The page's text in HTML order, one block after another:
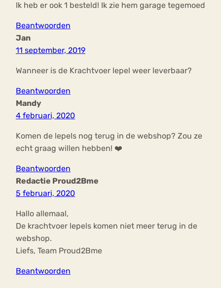
Ik heb er ook 1 besteld! Ik zie hem garage tegemoed
Beantwoorden
Jan
11 september, 2019
Wanneer is de Krachtvoer lepel weer leverbaar?
Beantwoorden
Mandy
4 februari, 2020
Komen de lepels nog terug in de webshop? Zou ze
echt graag willen hebben! ❤️
Beantwoorden
Redactie Proud2Bme
5 februari, 2020
Hallo allemaal,
De krachtvoer lepels komen niet meer terug in de
webshop.
Liefs, Team Proud2Bme
Beantwoorden